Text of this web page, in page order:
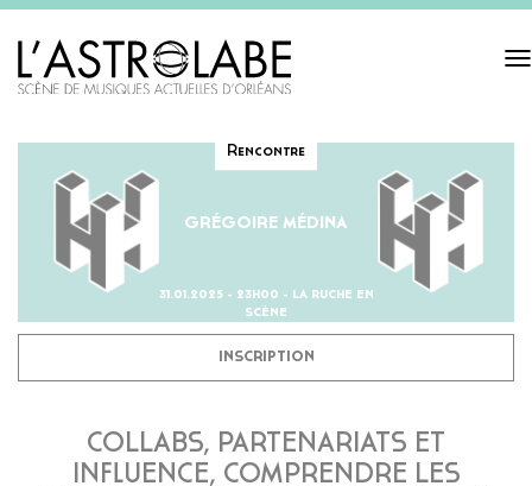
Rencontre
GRÉGOIRE MÉDINA
31.01.2025 - 23H00 - LA RUCHE EN
SCÈNE
INSCRIPTION
COLLABS, PARTENARIATS ET
INFLUENCE, COMPRENDRE LES